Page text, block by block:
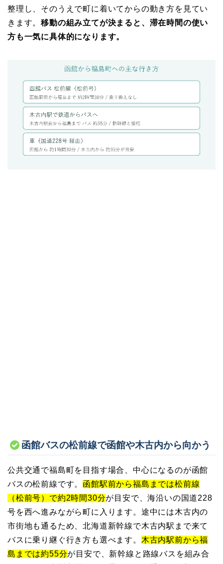
整理し、そのうえで町に着いてからの動き方を見てい
きます。移動の組み立てが決まると、滞在時間の使い
方も一気に具体的になります。
函館バスの松前線で函館や木古内から向かう
公共交通で福島町を目指す場合、中心になるのが函館
バスの松前線です。 函館駅前から福島までは松前線
（松前号）で約2時間30分が目安で、海沿いの国道228
号を西へ進みながら町に入ります。途中には木古内の
市街地も通るため、北海道新幹線で木古内駅まで来て
バスに乗り継ぐ行き方も選べます。 木古内駅前から福
島までは約55分が目安で、新幹線と路線バスを組み合